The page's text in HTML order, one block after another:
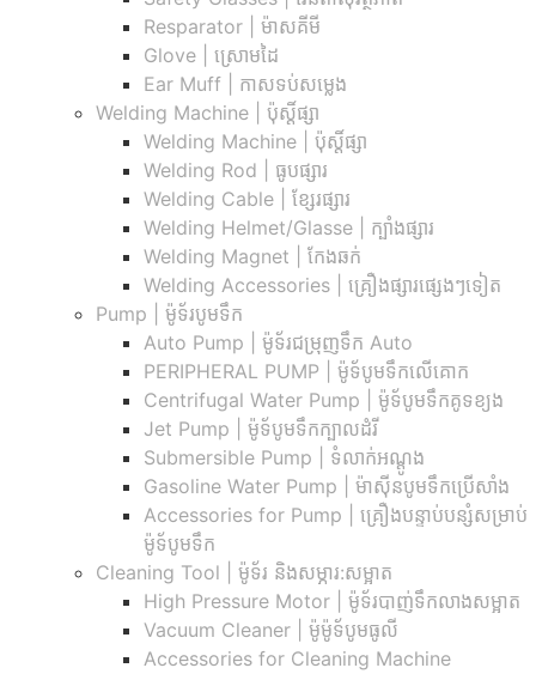
Resparator | ម៉ាសគីមី
Glove | ស្រោមដៃ
Ear Muff | កាសទប់សម្លេង
Welding Machine | ប៉ុស្តិ៍ផ្សា
Welding Machine | ប៉ុស្តិ៍ផ្សា
Welding Rod | ធូបផ្សារ
Welding Cable | ខ្សែរផ្សារ
Welding Helmet/Glasse | ក្បាំងផ្សារ
Welding Magnet | កែងឆក់
Welding Accessories | គ្រឿងផ្សារផ្សេងៗទៀត
Pump | ម៉ូទ័របូមទឹក
Auto Pump | ម៉ូទ័រជម្រុញទឹក Auto
PERIPHERAL PUMP | ម៉ូទ័បូមទឹកលើគោក
Centrifugal Water Pump | ម៉ូទ័បូមទឹកគូទខ្យង
Jet Pump | ម៉ូទ័បូមទឹកក្បាលដំរី
Submersible Pump | ទំលាក់អណ្តូង
Gasoline Water Pump | ម៉ាស៊ីនបូមទឹកប្រើសាំង
Accessories for Pump | គ្រឿងបន្ទាប់បន្សំសម្រាប់
ម៉ូទ័បូមទឹក
Cleaning Tool | ម៉ូទ័រ និងសម្ភារ:សម្អាត
High Pressure Motor | ម៉ូទ័របាញ់ទឹកលាងសម្អាត
Vacuum Cleaner | ម៉ូម៉ូទ័បូមធូលី
Accessories for Cleaning Machine